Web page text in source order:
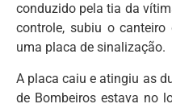
conduzido pela tia da
controle, subiu o
uma placa de sinalização.
A placa caiu e atingiu as
de Bombeiros estava no